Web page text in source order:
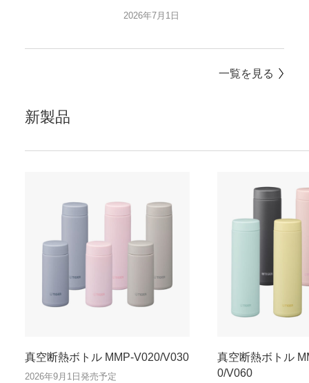
2026年7月1日
一覧を見る
新製品
真空断熱ボトル MMP-V020/V030
2026年9月1日発売予定
真空断熱ボトル
0/V060